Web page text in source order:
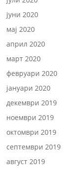
јуни 2020
мај 2020
април 2020
март 2020
февруари 2020
јануари 2020
декември 2019
ноември 2019
октомври 2019
септември 2019
август 2019